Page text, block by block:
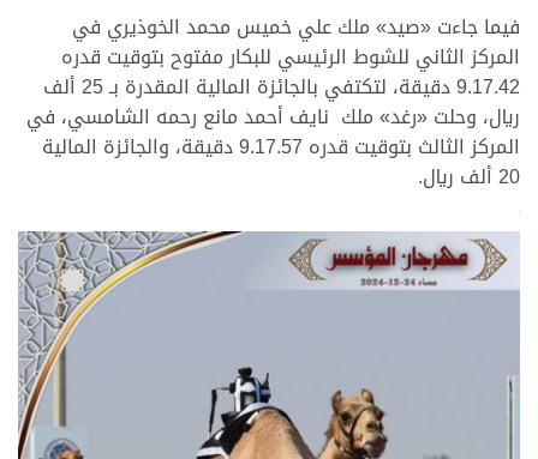
فيما جاءت «صيد» ملك علي خميس محمد الخوذيري في
المركز الثاني للشوط الرئيسي للبكار مفتوح بتوقيت قدره
9.17.42 دقيقة، لتكتفي بالجائزة المالية المقدرة بـ 25 ألف
ريال، وحلت «رغد» ملك نايف أحمد مانع رحمه الشامسي، في
المركز الثالث بتوقيت قدره 9.17.57 دقيقة، والجائزة المالية
20 ألف ريال.
>